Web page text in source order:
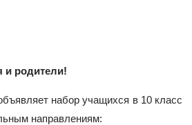
и родители!
набор учащихся в 10 класс
направлениям: